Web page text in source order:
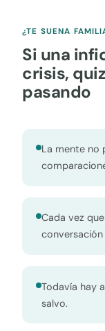
¿TE SUENA
Si una
crisis,
pasando
La mente no
Cada vez
conversación
Todavía hay
salvo.